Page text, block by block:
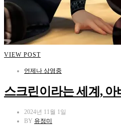
VIEW POST
언제나 상영중
스크린이라는 세계, 아
2024년 11월 1일
BY 유정미